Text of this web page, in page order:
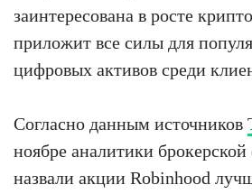
заинтересована в росте
приложит все силы для
цифровых активов среди
Согласно данным источников
ноябре аналитики
назвали акции Robinhood